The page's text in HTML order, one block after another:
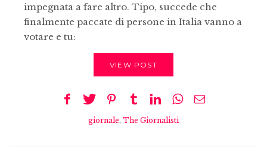
impegnata a fare altro. Tipo, succede che
finalmente paccate di persone in Italia vanno a
votare e tu:
VIEW POST
giornale, The Giornalisti